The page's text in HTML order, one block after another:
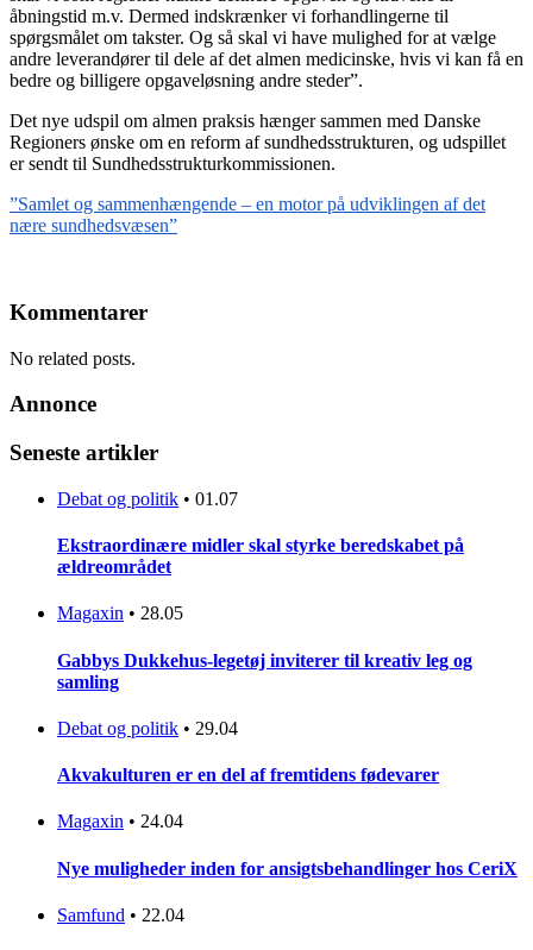
åbningstid m.v. Dermed indskrænker vi forhandlingerne til
spørgsmålet om takster. Og så skal vi have mulighed for at vælge
andre leverandører til dele af det almen medicinske, hvis vi kan få en
bedre og billigere opgaveløsning andre steder”.
Det nye udspil om almen praksis hænger sammen med Danske
Regioners ønske om en reform af sundhedsstrukturen, og udspillet
er sendt til Sundhedsstrukturkommissionen.
”Samlet og sammenhængende – en motor på udviklingen af det
nære sundhedsvæsen”
Kommentarer
No related posts.
Annonce
Seneste artikler
Debat og politik • 01.07
Ekstraordinære midler skal styrke beredskabet på
ældreområdet
Magaxin • 28.05
Gabbys Dukkehus-legetøj inviterer til kreativ leg og
samling
Debat og politik • 29.04
Akvakulturen er en del af fremtidens fødevarer
Magaxin • 24.04
Nye muligheder inden for ansigtsbehandlinger hos CeriX
Samfund • 22.04